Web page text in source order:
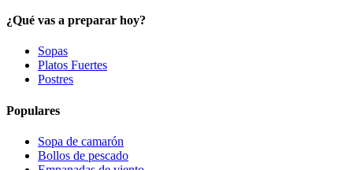
¿Qué vas a preparar hoy?
Sopas
Platos Fuertes
Postres
Populares
Sopa de camarón
Bollos de pescado